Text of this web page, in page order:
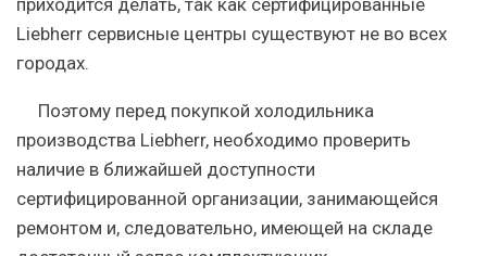
приходится делать, так как сертифицированные
Liebherr сервисные центры существуют не во всех
городах.
Поэтому перед покупкой холодильника
производства Liebherr, необходимо проверить
наличие в ближайшей доступности
сертифицированной организации, занимающейся
ремонтом и, следовательно, имеющей на складе